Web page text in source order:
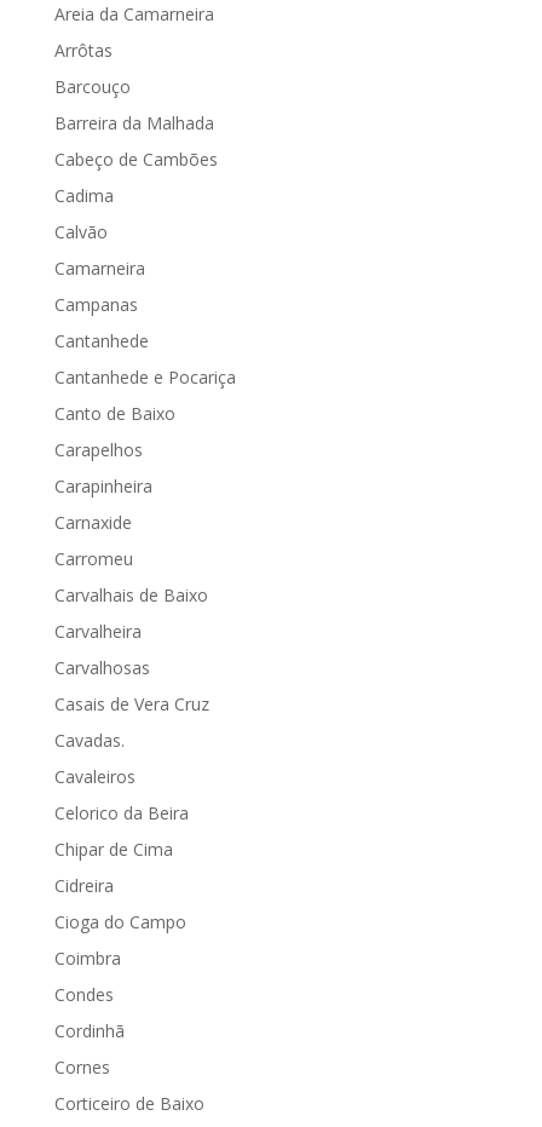
Areia da Camarneira
Arrôtas
Barcouço
Barreira da Malhada
Cabeço de Cambões
Cadima
Calvão
Camarneira
Campanas
Cantanhede
Cantanhede e Pocariça
Canto de Baixo
Carapelhos
Carapinheira
Carnaxide
Carromeu
Carvalhais de Baixo
Carvalheira
Carvalhosas
Casais de Vera Cruz
Cavadas.
Cavaleiros
Celorico da Beira
Chipar de Cima
Cidreira
Cioga do Campo
Coimbra
Condes
Cordinhã
Cornes
Corticeiro de Baixo